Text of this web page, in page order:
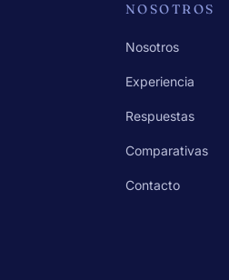
NOSOTROS
Nosotros
Experiencia
Respuestas
Comparativas
Contacto